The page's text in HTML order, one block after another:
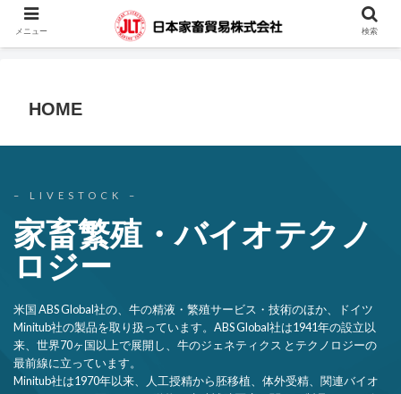
蓄電池・堆肥撹拌機・凍結精液・人工授精器具・カウハッチなどの輸入販売を
行っています。
HOME
– FOR CALF –
子牛用小屋・衣類
米国 Hampel社のカーフハッチ・カーフペンの輸入販売ほか、オリジナ
ル家畜用衣類を輸入販売しております。
Hampel社のカーフテルシリーズは、生産性の高い将来の牛群を育てる
ための、最も費用対効果の高いベストセラー製品です。
上海紅万服飾有限公司は顧客のニーズに応えるために、高品質で低コス
メニュー 検索